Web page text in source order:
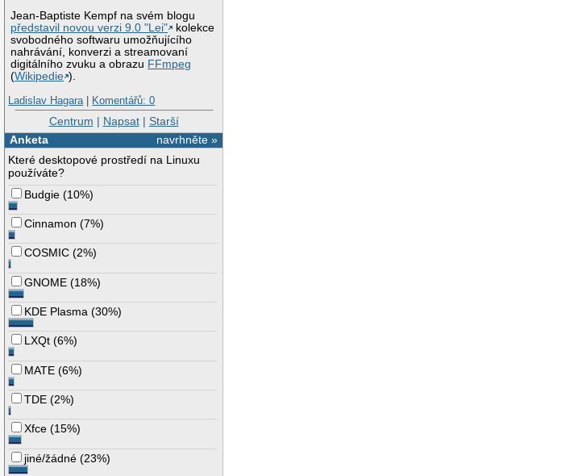
Jean-Baptiste Kempf na svém blogu
představil novou verzi 9.0 "Lei"
kolekce
svobodného softwaru umožňujícího
nahrávání, konverzi a streamovaní
digitálního zvuku a obrazu FFmpeg
(Wikipedie ).
Ladislav Hagara | Komentářů: 0
Centrum | Napsat| Starší
navrhněte »
Anketa
Které desktopové prostředí na Linuxu
používáte?
Budgie (10%)
Cinnamon (7%)
COSMIC (2%)
GNOME (18%)
KDE Plasma (30%)
LXQt (6%)
MATE (6%)
TDE (2%)
Xfce (15%)
jiné/žádné (23%)